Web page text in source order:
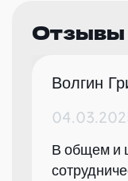
Отзывы
Волгин
В общем и